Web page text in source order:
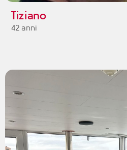
Tiziano
42 anni